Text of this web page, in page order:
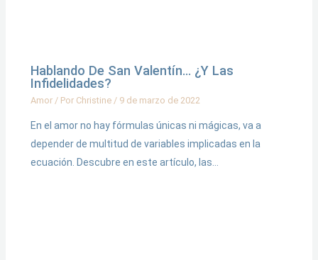
Hablando De San Valentín… ¿Y Las
Infidelidades?
Amor/ Por Christine / 9 de marzo de 2022
En el amor no hay fórmulas únicas ni mágicas, va a
depender de multitud de variables implicadas en la
ecuación. Descubre en este artículo, las…